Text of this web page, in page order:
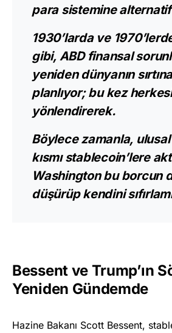
para sistemine
1930’larda ve
gibi, ABD finansal
yeniden dünyanın
planlıyor; bu kez
yönlendirerek.
Böylece zamanla,
kısmı stablecoin’lere
Washington bu borcun
düşürüp kendini
Bessent ve Trump’ın
Yeniden Gündemde
Hazine Bakanı Scott Bessent,